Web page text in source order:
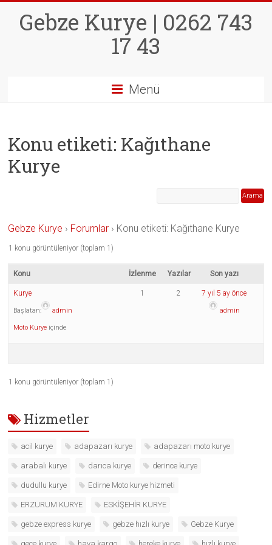
contentGebze Kurye | 0262 743
17 43
Menü
Konu etiketi: Kağıthane
Kurye
Gebze Kurye › Forumlar › Konu etiketi: Kağıthane Kurye
1 konu görüntüleniyor (toplam 1)
Konu İzlenme Yazılar Son yazı
Kurye
Başlatan: admin
Moto Kurye içinde
1 2 7 yıl 5 ay önce
admin
1 konu görüntüleniyor (toplam 1)
Hizmetler
acil kurye adapazarı kurye adapazarı moto kurye
arabalı kurye darıca kurye derince kurye
dudullu kurye Edirne Moto kurye hizmeti
ERZURUM KURYE ESKİŞEHİR KURYE
gebze express kurye gebze hızlı kurye Gebze Kurye